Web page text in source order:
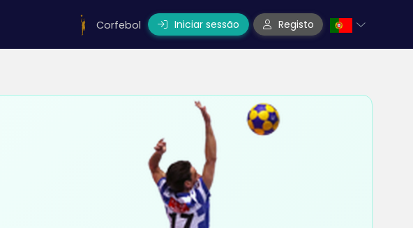
Corfebol Iniciar sessão Registo